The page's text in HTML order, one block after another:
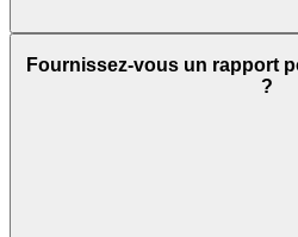
Fournissez-vous un rapport
?